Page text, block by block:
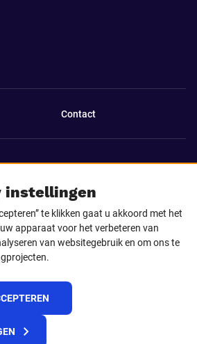
instellingen
te klikken gaat u akkoord met het
apparaat voor het verbeteren van
van websitegebruik en om ons te
Contact
LinkedIn
TikTok